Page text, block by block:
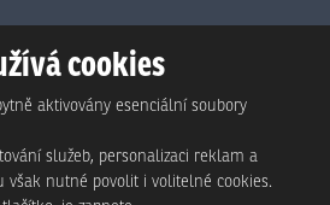
s.r.o., 2026, vytvořila eBRÁNA s.r.o.
cookies
aktivovány esenciální soubory
služeb, personalizaci reklam a
však nutné povolit i volitelné cookies.